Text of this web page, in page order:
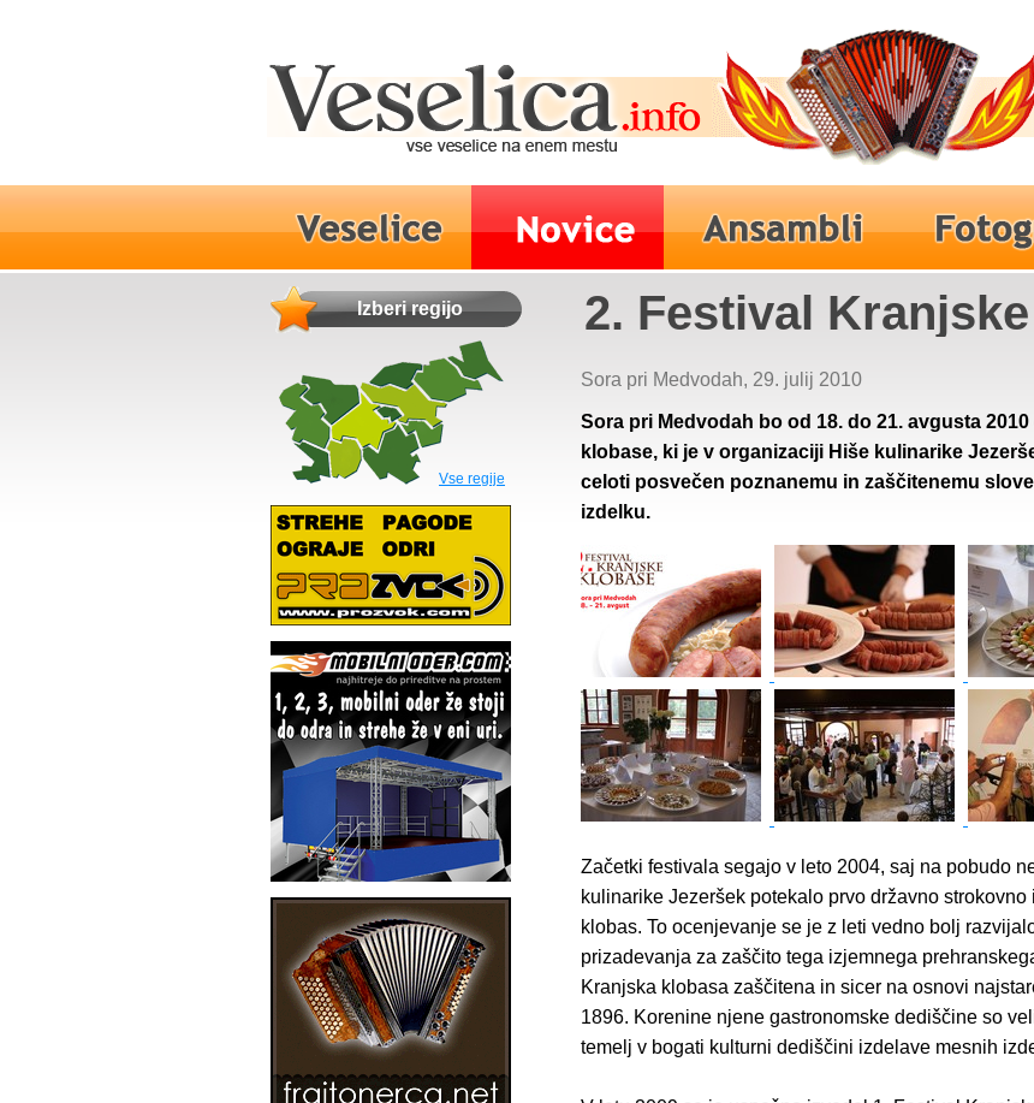
Izberi regijo
Vse regije
2. Festival
Sora pri Medvodah, 29. julij 2010
Sora pri Medvodah bo od 18. do 21. avgusta
klobase, ki je v organizaciji Hiše kulinarike
celoti posvečen poznanemu in zaščitenemu
izdelku.
Začetki festivala segajo v leto 2004, saj na pobudo
kulinarike Jezeršek potekalo prvo državno
klobas. To ocenjevanje se je z leti vedno bolj
prizadevanja za zaščito tega izjemnega
Kranjska klobasa zaščitena in sicer na osnovi
1896. Korenine njene gastronomske dediščine so
temelj v bogati kulturni dediščini izdelave mesnih